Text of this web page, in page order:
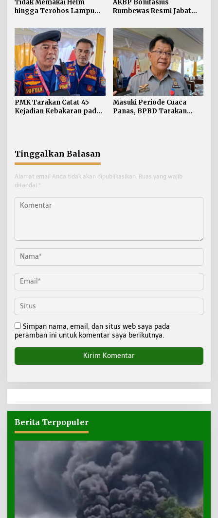
Tidak Memakai Helm
hingga Terobos Lampu
Pelanggaran ETLE di
Tarakan
AKBP Bonifasius
Rumbewas Resmi Jabat
Tegaskan Pelanggaran
Personel Diproses Tanpa
Toleransi
PMK Tarakan Catat 45
Kejadian Kebakaran pada
Masuki Periode Cuaca
Panas, BPBD Tarakan
Tinggalkan Balasan
Alamat email Anda tidak akan dipublikasikan. Ruas yang wajib
ditandai *
Simpan nama, email, dan situs web saya pada
peramban ini untuk komentar saya berikutnya.
Berita Terpopuler